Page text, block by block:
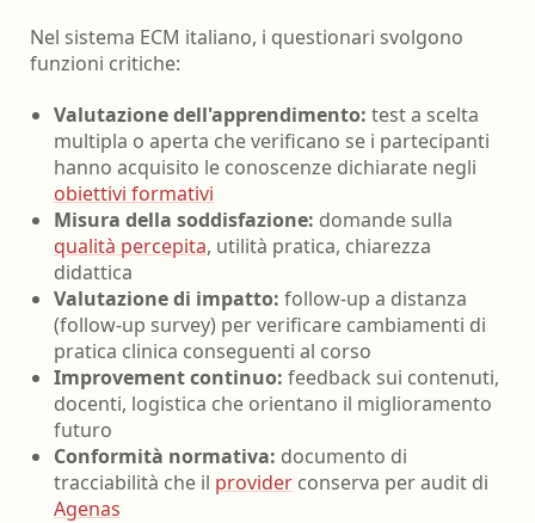
Nel sistema ECM italiano, i questionari svolgono
funzioni critiche:
Valutazione dell'apprendimento: test a scelta
multipla o aperta che verificano se i partecipanti
hanno acquisito le conoscenze dichiarate negli
obiettivi formativi
Misura della soddisfazione: domande sulla
qualità percepita, utilità pratica, chiarezza
didattica
Valutazione di impatto: follow-up a distanza
(follow-up survey) per verificare cambiamenti di
pratica clinica conseguenti al corso
Improvement continuo: feedback sui contenuti,
docenti, logistica che orientano il miglioramento
futuro
Conformità normativa: documento di
tracciabilità che il provider conserva per audit di
Agenas